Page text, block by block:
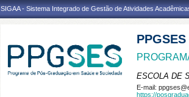
SIGAA - Sistema Integrado de Gestão de Atividades
PPGSES
ESCOLA DE
E-mail:
https://